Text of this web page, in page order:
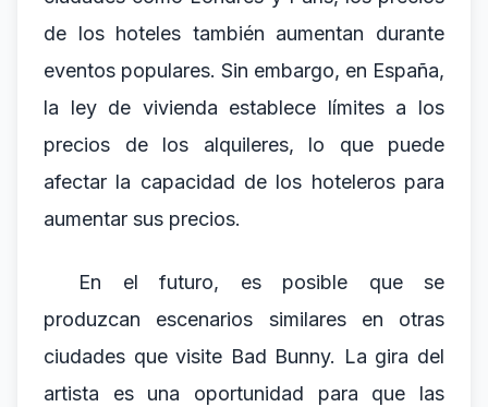
de los hoteles también aumentan durante
eventos populares. Sin embargo, en España,
la ley de vivienda establece límites a los
precios de los alquileres, lo que puede
afectar la capacidad de los hoteleros para
aumentar sus precios.
En el futuro, es posible que se
produzcan escenarios similares en otras
ciudades que visite Bad Bunny. La gira del
artista es una oportunidad para que las